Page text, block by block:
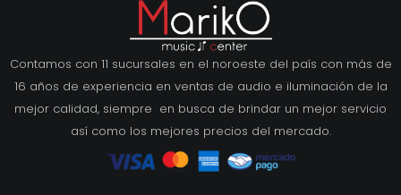
Contamos con 11 sucursales en el noroeste del país con más de
16 años de experiencia en ventas de audio e iluminación de la
mejor calidad, siempre en busca de brindar un mejor servicio
así como los mejores precios del mercado.